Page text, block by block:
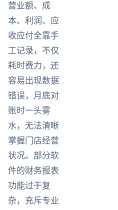
营业额、成
本、利润、应
收应付全靠手
工记录，不仅
耗时费力，还
容易出现数据
错误，月底对
账时一头雾
水，无法清晰
掌握门店经营
状况。部分软
件的财务报表
功能过于复
杂，充斥专业